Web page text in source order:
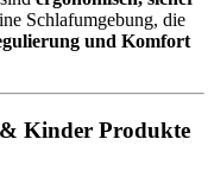
Schlafumgebung, die
und Komfort
Kinder Produkte